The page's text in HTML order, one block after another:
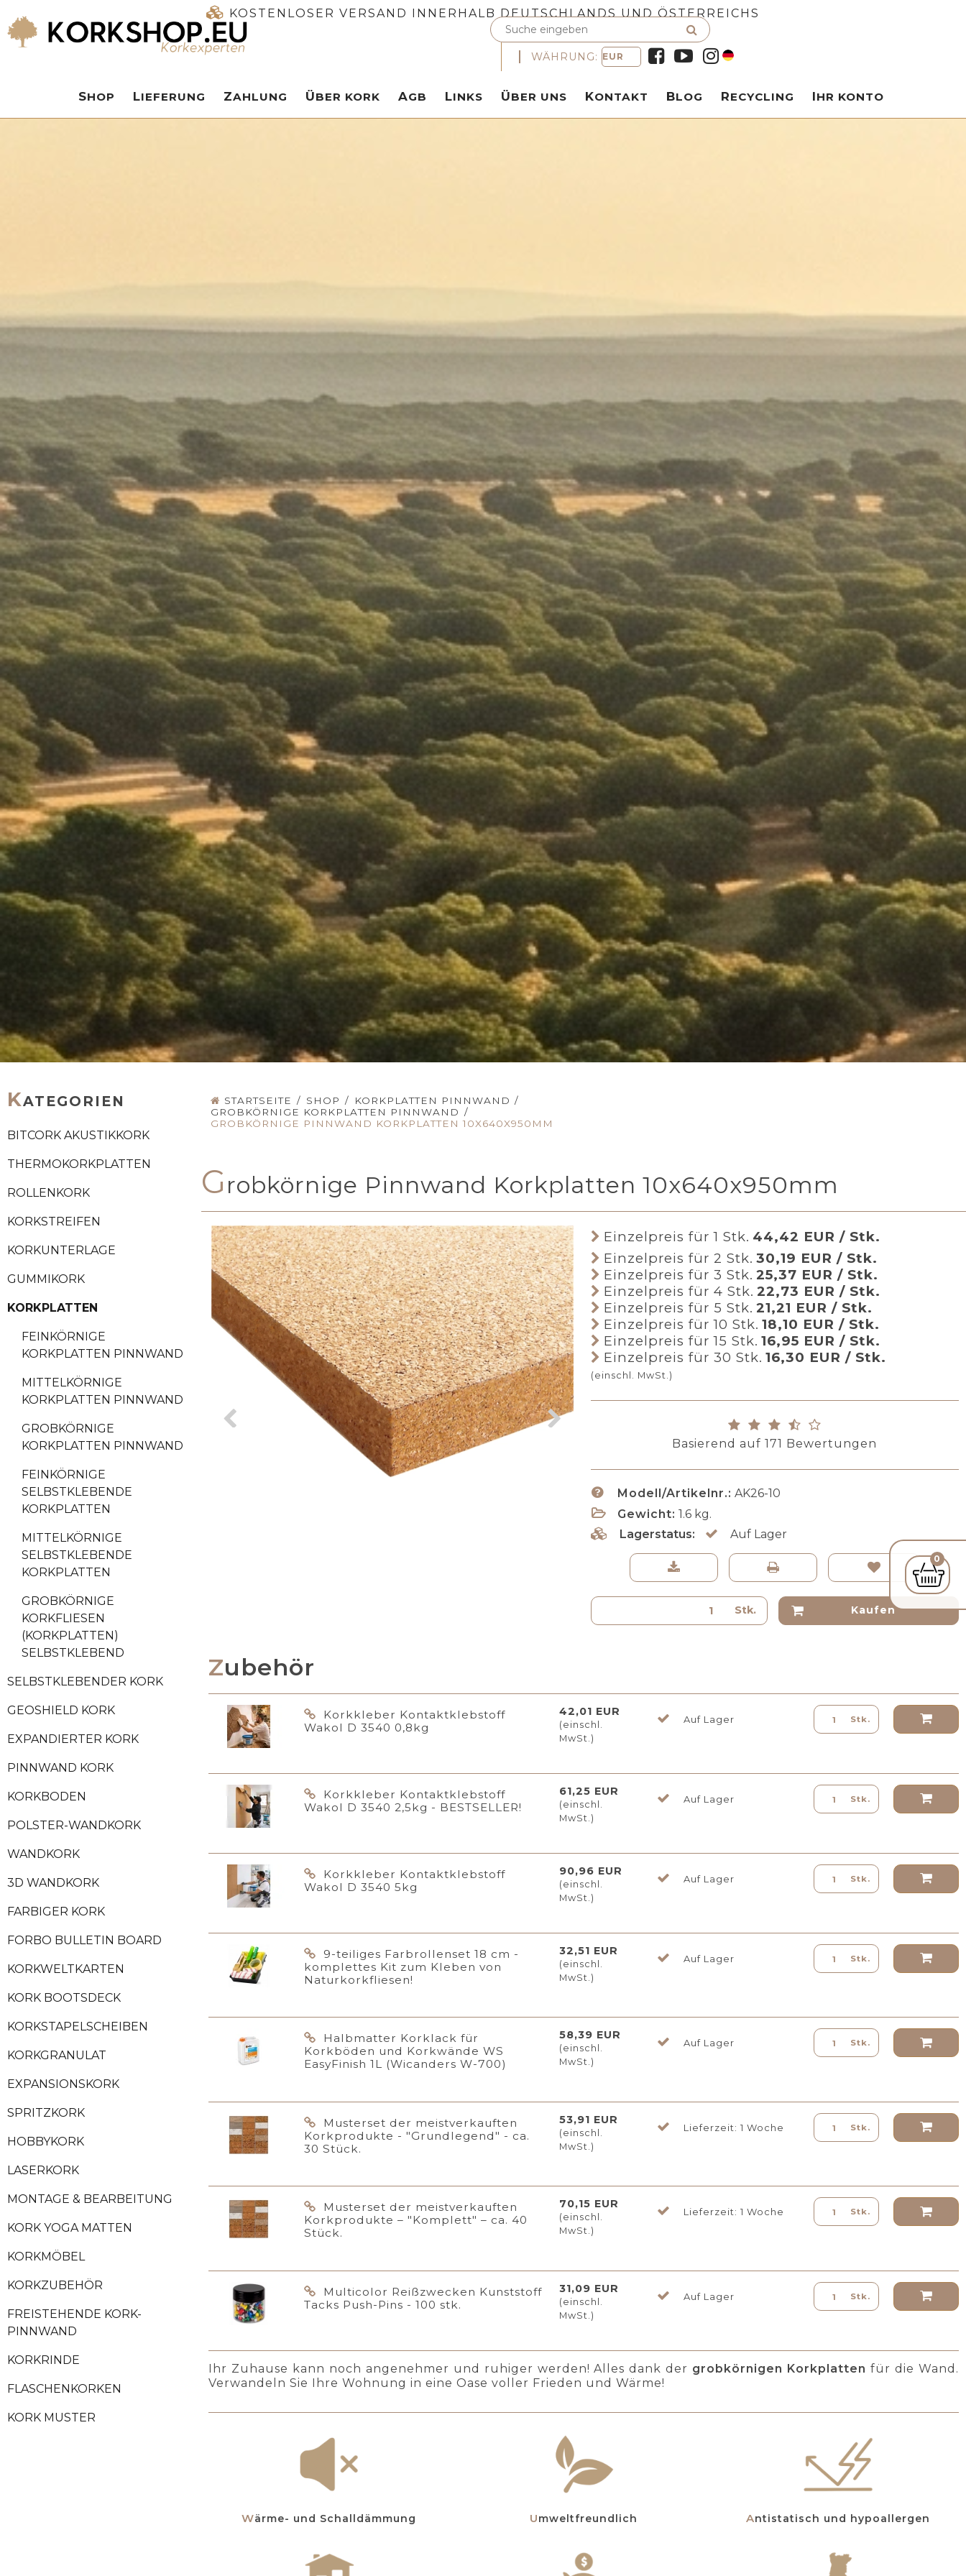
KOSTENLOSER VERSAND INNERHALB DEUTSCHLANDS UND ÖSTERREICHS
0
WÄHRUNG:
SHOP LIEFERUNG ZAHLUNG ÜBER KORK AGB LINKS ÜBER UNS KONTAKT BLOG RECYCLING IHR KONTO
KATEGORIEN
BITCORK AKUSTIKKORK
THERMOKORKPLATTEN
ROLLENKORK
KORKSTREIFEN
KORKUNTERLAGE
GUMMIKORK
KORKPLATTEN
FEINKÖRNIGE
KORKPLATTEN PINNWAND
MITTELKÖRNIGE
KORKPLATTEN PINNWAND
GROBKÖRNIGE
KORKPLATTEN PINNWAND
FEINKÖRNIGE
SELBSTKLEBENDE
KORKPLATTEN
MITTELKÖRNIGE
SELBSTKLEBENDE
KORKPLATTEN
GROBKÖRNIGE
KORKFLIESEN
(KORKPLATTEN)
SELBSTKLEBEND
SELBSTKLEBENDER KORK
GEOSHIELD KORK
EXPANDIERTER KORK
PINNWAND KORK
KORKBODEN
POLSTER-WANDKORK
WANDKORK
3D WANDKORK
FARBIGER KORK
FORBO BULLETIN BOARD
KORKWELTKARTEN
KORK BOOTSDECK
KORKSTAPELSCHEIBEN
KORKGRANULAT
EXPANSIONSKORK
SPRITZKORK
HOBBYKORK
LASERKORK
MONTAGE & BEARBEITUNG
KORK YOGA MATTEN
KORKMÖBEL
KORKZUBEHÖR
FREISTEHENDE KORK-
PINNWAND
KORKRINDE
FLASCHENKORKEN
KORK MUSTER
STARTSEITE / SHOP / KORKPLATTEN PINNWAND /
GROBKÖRNIGE KORKPLATTEN PINNWAND /
GROBKÖRNIGE PINNWAND KORKPLATTEN 10X640X950MM
G robkörnige Pinnwand Korkplatten 10x640x950mm
Einzelpreis für 1 Stk. 44,42 EUR / Stk.
Einzelpreis für 2 Stk. 30,19 EUR / Stk.
Einzelpreis für 3 Stk. 25,37 EUR / Stk.
Einzelpreis für 4 Stk. 22,73 EUR / Stk.
Einzelpreis für 5 Stk. 21,21 EUR / Stk.
Einzelpreis für 10 Stk. 18,10 EUR / Stk.
Einzelpreis für 15 Stk. 16,95 EUR / Stk.
Einzelpreis für 30 Stk. 16,30 EUR / Stk.
(einschl. MwSt.)
Basierend auf 171 Bewertungen
Modell/Artikelnr.: AK26-10
Gewicht: 1.6 kg.
Lagerstatus:
Auf Lager
Stk. Kaufen
Zubehör
Korkkleber Kontaktklebstoff
Wakol D 3540 0,8kg
42,01 EUR
(einschl.
MwSt.)
Auf Lager Stk.
Korkkleber Kontaktklebstoff
Wakol D 3540 2,5kg - BESTSELLER!
61,25 EUR
(einschl.
MwSt.)
Auf Lager Stk.
Korkkleber Kontaktklebstoff
Wakol D 3540 5kg
90,96 EUR
(einschl.
MwSt.)
Auf Lager Stk.
9-teiliges Farbrollenset 18 cm -
komplettes Kit zum Kleben von
Naturkorkfliesen!
32,51 EUR
(einschl.
MwSt.)
Auf Lager Stk.
Halbmatter Korklack für
Korkböden und Korkwände WS
EasyFinish 1L (Wicanders W-700)
58,39 EUR
(einschl.
MwSt.)
Auf Lager Stk.
Musterset der meistverkauften
Korkprodukte - "Grundlegend" - ca.
30 Stück.
53,91 EUR
(einschl.
MwSt.)
Lieferzeit: 1 Woche Stk.
Musterset der meistverkauften
Korkprodukte – "Komplett" – ca. 40
Stück.
70,15 EUR
(einschl.
MwSt.)
Lieferzeit: 1 Woche Stk.
Multicolor Reißzwecken Kunststoff
Tacks Push-Pins - 100 stk.
31,09 EUR
(einschl.
MwSt.)
Auf Lager Stk.
Ihr Zuhause kann noch angenehmer und ruhiger werden! Alles dank der grobkörnigen Korkplatten für die Wand.
Verwandeln Sie Ihre Wohnung in eine Oase voller Frieden und Wärme!
Wärme- und Schalldämmung Umweltfreundlich Antistatisch und hypoallergen